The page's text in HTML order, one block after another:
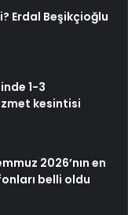
Erdal Beşikçioğlu
1-3
kesintisi
2026’nın en
belli oldu